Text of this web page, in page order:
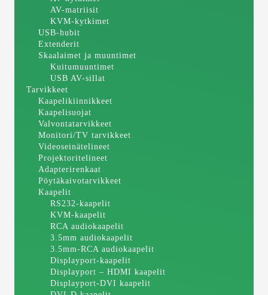
AV-matriisit
KVM-kytkimet
USB-hubit
Extenderit
Skaalaimet ja muuntimet
Kuitumuuntimet
USB AV-sillat
Tarvikkeet
Kaapelikiinnikkeet
Kaapelisuojat
Valvontatarvikkeet
Monitori/TV tarvikkeet
Videoseinätelineet
Projektoritelineet
Adapterirenkaat
Pöytäkaivotarvikkeet
Kaapelit
RS232-kaapelit
KVM-kaapelit
RCA audiokaapelit
3.5mm audiokaapelit
3.5mm-RCA audiokaapelit
Displayport-kaapelit
Displayport – HDMI kaapelit
Displayport-DVI kaapelit